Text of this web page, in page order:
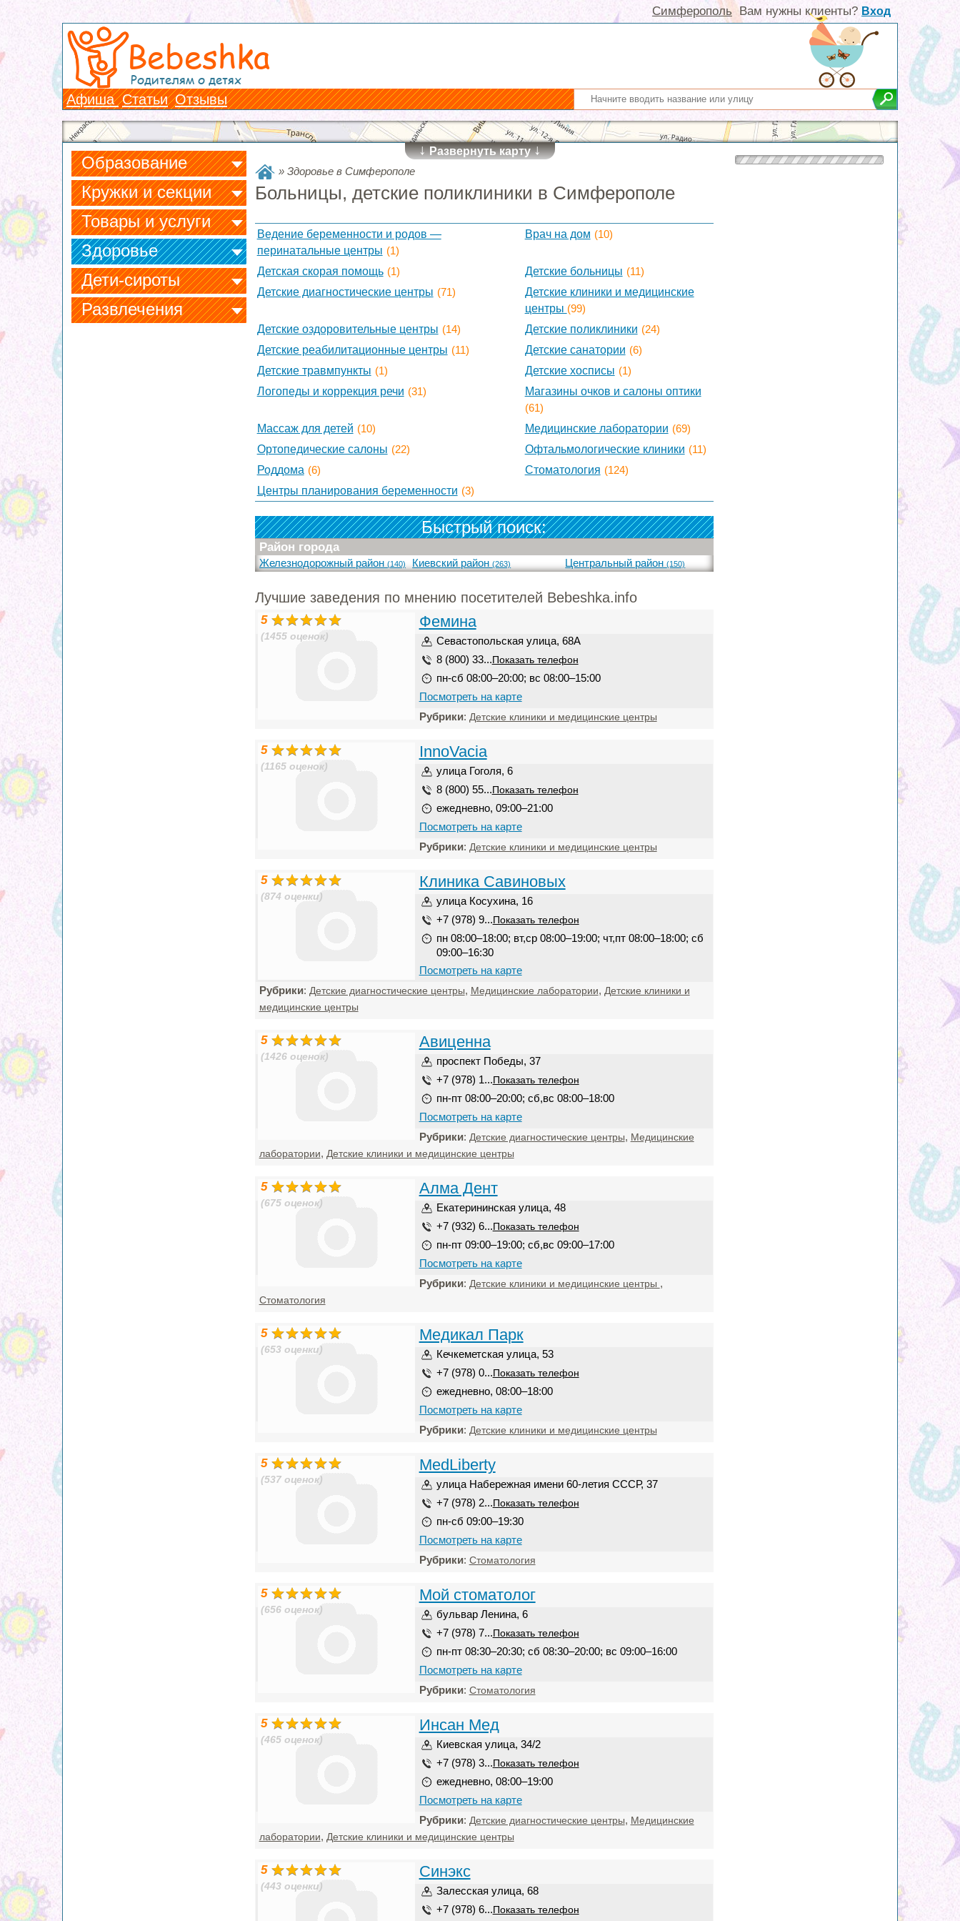
Вам нужны клиенты? Вход
Симферополь
Bebeshka
Родителям о детях
Афиша Статьи Отзывы
↓Развернуть карту↓
Образование
Кружки и секции
Товары и услуги
Здоровье
Дети-сироты
Развлечения
» Здоровье в Симферополе
Больницы, детские поликлиники в Симферополе
Ведение беременности и родов —
перинатальные центры (1)
Врач на дом (10)
Детская скорая помощь (1) Детские больницы (11)
Детские диагностические центры (71)
Детские клиники и медицинские
центры (99)
Детские оздоровительные центры (14) Детские поликлиники (24)
Детские реабилитационные центры (11) Детские санатории (6)
Детские травмпункты (1) Детские хосписы (1)
Логопеды и коррекция речи (31)
Магазины очков и салоны оптики
(61)
Массаж для детей (10) Медицинские лаборатории (69)
Ортопедические салоны (22) Офтальмологические клиники (11)
Роддома (6) Стоматология (124)
Центры планирования беременности (3)
Быстрый поиск:
Район города
Железнодорожный район(140) Киевский район(263) Центральный район(150)
Лучшие заведения по мнению посетителей Bebeshka.info
5
(1455 оценок)
Фемина
Севастопольская улица, 68А
8 (800) 33... Показать телефон
пн-сб 08:00–20:00; вс 08:00–15:00
Посмотреть на карте
Рубрики: Детские клиники и медицинские центры
5
(1165 оценок)
InnoVacia
улица Гоголя, 6
8 (800) 55... Показать телефон
ежедневно, 09:00–21:00
Посмотреть на карте
Рубрики: Детские клиники и медицинские центры
5
(874 оценки)
Клиника Савиновых
улица Косухина, 16
+7 (978) 9... Показать телефон
пн 08:00–18:00; вт,ср 08:00–19:00; чт,пт 08:00–18:00; сб
09:00–16:30
Посмотреть на карте
Рубрики: Детские диагностические центры, Медицинские лаборатории, Детские клиники и
медицинские центры
5
(1426 оценок)
Авиценна
проспект Победы, 37
+7 (978) 1... Показать телефон
пн-пт 08:00–20:00; сб,вс 08:00–18:00
Посмотреть на карте
Рубрики: Детские диагностические центры, Медицинские
лаборатории, Детские клиники и медицинские центры
5
(675 оценок)
Алма Дент
Екатерининская улица, 48
+7 (932) 6... Показать телефон
пн-пт 09:00–19:00; сб,вс 09:00–17:00
Посмотреть на карте
Рубрики: Детские клиники и медицинские центры ,
Стоматология
5
(653 оценки)
Медикал Парк
Кечкеметская улица, 53
+7 (978) 0... Показать телефон
ежедневно, 08:00–18:00
Посмотреть на карте
Рубрики: Детские клиники и медицинские центры
5
(537 оценок)
MedLiberty
улица Набережная имени 60-летия СССР, 37
+7 (978) 2... Показать телефон
пн-сб 09:00–19:30
Посмотреть на карте
Рубрики: Стоматология
5
(656 оценок)
Мой стоматолог
бульвар Ленина, 6
+7 (978) 7... Показать телефон
пн-пт 08:30–20:30; сб 08:30–20:00; вс 09:00–16:00
Посмотреть на карте
Рубрики: Стоматология
5
(465 оценок)
Инсан Мед
Киевская улица, 34/2
+7 (978) 3... Показать телефон
ежедневно, 08:00–19:00
Посмотреть на карте
Рубрики: Детские диагностические центры, Медицинские
лаборатории, Детские клиники и медицинские центры
5
(443 оценки)
Синэкс
Залесская улица, 68
+7 (978) 6... Показать телефон